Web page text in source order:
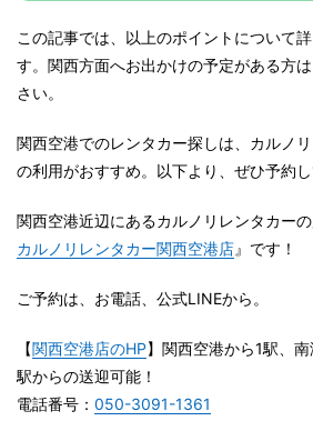
この記事では、以上のポイントについて
す。関西方面へお出かけの予定がある方
さい。
関西空港でのレンタカー探しは、カルノ
の利用がおすすめ。以下より、ぜひ予約し
関西空港近辺にあるカルノリレンタカー
カルノリレンタカー関西空港店』です！
ご予約は、お電話、公式LINEから。
【関西空港店のHP】関西空港から1駅、
駅からの送迎可能！
電話番号： 050-3091-1361